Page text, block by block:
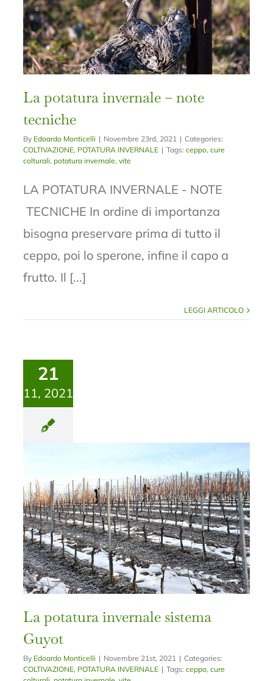
La potatura invernale – note
tecniche
By Edoardo Monticelli | Novembre 23rd, 2021 | Categories:
COLTIVAZIONE, POTATURA INVERNALE | Tags:ceppo,cure
colturali,potatura invernale,vite
LA POTATURA INVERNALE - NOTE
TECNICHE In ordine di importanza
bisogna preservare prima di tutto il
ceppo, poi lo sperone, infine il capo a
frutto. Il [...]
LEGGI ARTICOLO
21
11, 2021
La potatura invernale sistema
Guyot
By Edoardo Monticelli | Novembre 21st, 2021 | Categories:
COLTIVAZIONE, POTATURA INVERNALE | Tags:ceppo,cure